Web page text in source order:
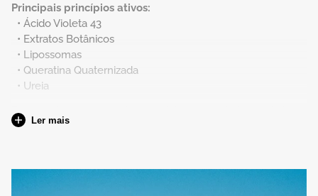
Principais princípios ativos:
• Ácido Violeta 43
• Extratos Botânicos
• Lipossomas
• Queratina Quaternizada
• Ureia
Formulada para reconstruir, revitalizar e neutralizar sub-tons
amarelados de cabelo loiro e enriquecida com Ácido Violeta
amaciam. Com uma poderosa combinação de Queratina
Ler mais